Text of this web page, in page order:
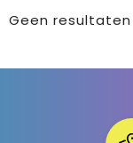
Geen